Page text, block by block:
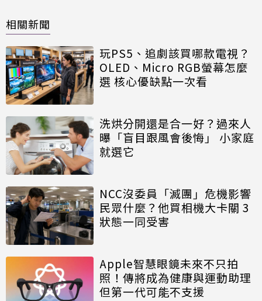
相關新聞
玩PS5、追劇該買哪款電視？
OLED、Micro RGB螢幕怎麼
選 核心優缺點一次看
洗烘分開還是合一好？過來人
曝「盲目跟風會後悔」 小家庭
就選它
NCC沒委員「滅團」危機影響
民眾什麼？他買相機大卡關 3
狀態一同受害
Apple智慧眼鏡未來不只拍
照！傳將成為健康與運動助理
但第一代可能不支援